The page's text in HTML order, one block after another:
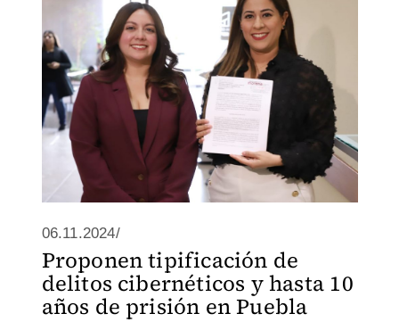
06.11.2024/
Proponen tipificación de
delitos cibernéticos y hasta 10
años de prisión en Puebla